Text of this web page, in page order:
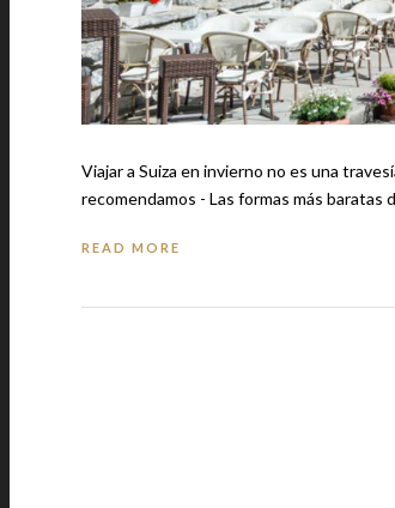
Viajar a Suiza en invierno no es una
recomendamos - Las formas más baratas
READ MORE